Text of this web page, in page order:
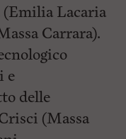
(Emilia Lacaria
Carrara).
e
delle
(Massa